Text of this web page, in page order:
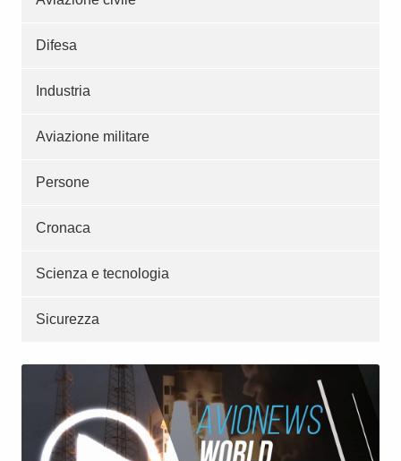
Difesa
Industria
Aviazione militare
Persone
Cronaca
Scienza e tecnologia
Sicurezza